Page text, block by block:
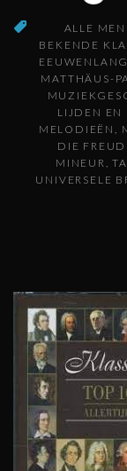
ALLE
BEKENDE
MATTHÄUS-
LIJDEN EN
MELODIEËN
DIE
MINEUR
UNIVERSELE